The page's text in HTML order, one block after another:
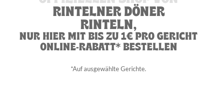
RINTELNER DÖNER
RINTELN,
NUR HIER MIT BIS ZU 1€ PRO GERICHT
ONLINE-RABATT* BESTELLEN
*Auf ausgewählte Gerichte.